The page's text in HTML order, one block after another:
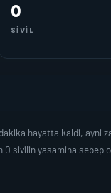
0
SIVIL
hayatta kaldi, ayni
sivilin yasamina